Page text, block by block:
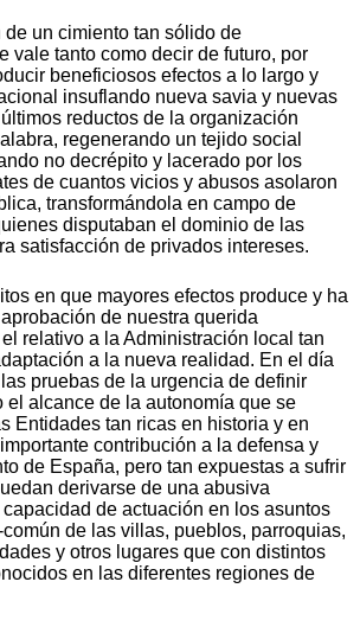
de un cimiento tan sólido de
vale tanto como decir de futuro, por
beneficiosos efectos a lo largo y
insuflando nueva savia y nuevas
reductos de la organización
regenerando un tejido social
no decrépito y lacerado por los
de cuantos vicios y abusos asolaron
transformándola en campo de
disputaban el dominio de las
satisfacción de privados intereses.
en que mayores efectos produce y ha
de nuestra querida
relativo a la Administración local tan
a la nueva realidad. En el día
pruebas de la urgencia de definir
el alcance de la autonomía que se
Entidades tan ricas en historia y en
contribución a la defensa y
de España, pero tan expuestas a sufrir
derivarse de una abusiva
capacidad de actuación en los asuntos
de las villas, pueblos, parroquias,
y otros lugares que con distintos
en las diferentes regiones de